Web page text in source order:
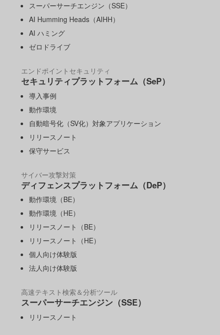
スーパーサーチエンジン（SSE）
AI Humming Heads（AIHH）
AI ハミング
ゼロドライブ
エンドポイントセキュリティ
セキュリティプラットフォーム（SeP）
導入事例
動作環境
自動暗号化（SV化）対象アプリケーション
リリースノート
保守サービス
サイバー攻撃対策
ディフェンスプラットフォーム（DeP）
動作環境（BE）
動作環境（HE）
リリースノート（BE）
リリースノート（HE）
個人向け体験版
法人向け体験版
高速テキスト検索＆分析ツール
スーパーサーチエンジン（SSE）
リリースノート